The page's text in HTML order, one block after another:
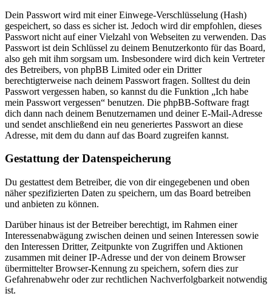
Dein Passwort wird mit einer Einwege-Verschlüsselung (Hash)
gespeichert, so dass es sicher ist. Jedoch wird dir empfohlen, dieses
Passwort nicht auf einer Vielzahl von Webseiten zu verwenden. Das
Passwort ist dein Schlüssel zu deinem Benutzerkonto für das Board,
also geh mit ihm sorgsam um. Insbesondere wird dich kein Vertreter
des Betreibers, von phpBB Limited oder ein Dritter
berechtigterweise nach deinem Passwort fragen. Solltest du dein
Passwort vergessen haben, so kannst du die Funktion „Ich habe
mein Passwort vergessen“ benutzen. Die phpBB-Software fragt
dich dann nach deinem Benutzernamen und deiner E-Mail-Adresse
und sendet anschließend ein neu generiertes Passwort an diese
Adresse, mit dem du dann auf das Board zugreifen kannst.
Gestattung der Datenspeicherung
Du gestattest dem Betreiber, die von dir eingegebenen und oben
näher spezifizierten Daten zu speichern, um das Board betreiben
und anbieten zu können.
Darüber hinaus ist der Betreiber berechtigt, im Rahmen einer
Interessenabwägung zwischen deinen und seinen Interessen sowie
den Interessen Dritter, Zeitpunkte von Zugriffen und Aktionen
zusammen mit deiner IP-Adresse und der von deinem Browser
übermittelter Browser-Kennung zu speichern, sofern dies zur
Gefahrenabwehr oder zur rechtlichen Nachverfolgbarkeit notwendig
ist.